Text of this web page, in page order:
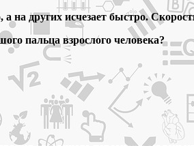
на других исчезает быстро.
пальца взрослого человека?